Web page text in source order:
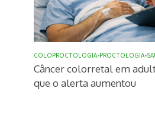
COLOPROCTOLOGIA•PROCTOLOGIA•
Câncer colorretal em
que o alerta aumentou